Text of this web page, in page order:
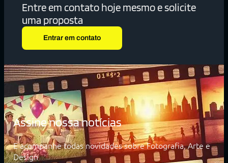
Entre em contato hoje mesmo e solicite
uma proposta
Entrar em contato
Assine nossa notícias
E acompanhe todas novidades sobre Fotografia, Arte e
Design